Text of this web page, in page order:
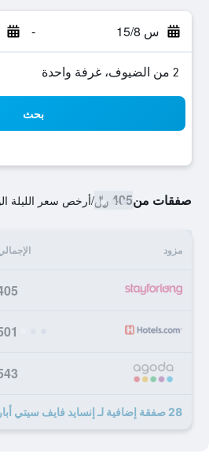
س 15/8 -
2 من الضيوف، غرفة واحدة
بحث
صفقات من405 ﷼ /أرخص سعر الليلة
مزود
405
501
543
28 صفقة إضافية لـ إنسايد فايف سيتي أبارتمنتس